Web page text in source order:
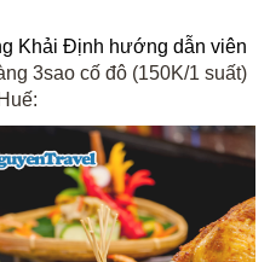
Khải Định hướng dẫn viên
3sao cố đô (150K/1 suất)